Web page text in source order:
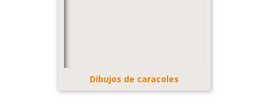
Dibujos de caracoles